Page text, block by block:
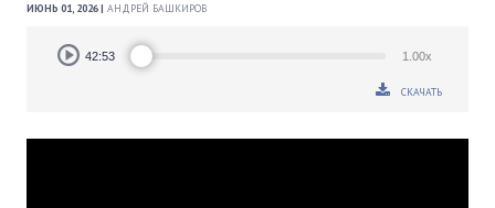
ПОСЛУШАТЬ
ВРЕМЯ|ДЕНЬГИ
ИЮНЬ 01, 2026 | АНДРЕЙ БАШКИРОВ
Audio
Player42:53 1.00x
СКАЧАТЬ